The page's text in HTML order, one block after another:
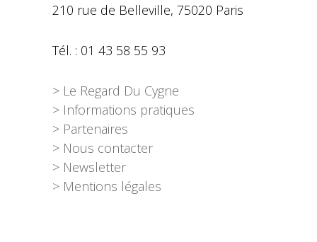
210 rue de Belleville, 75020 Paris
Tél. : 01 43 58 55 93
> Le Regard Du Cygne
> Informations pratiques
> Partenaires
> Nous contacter
> Newsletter
> Mentions légales